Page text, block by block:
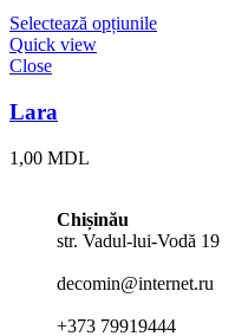
Selectează opțiunile
Quick view
Close
Lara
1,00 MDL
Chișinău
str. Vadul-lui-Vodă 19
decomin@internet.ru
+373 79919444